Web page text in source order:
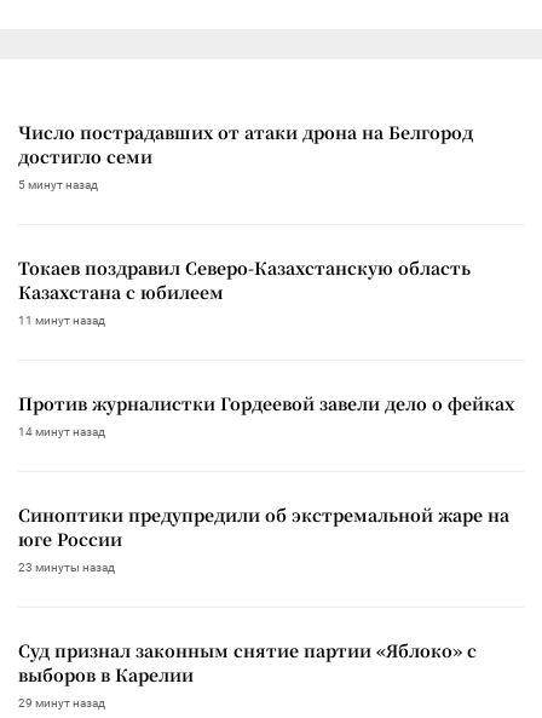
Число пострадавших от атаки дрона на Белгород
достигло семи
5 минут назад
Токаев поздравил Северо-Казахстанскую область
Казахстана с юбилеем
11 минут назад
Против журналистки Гордеевой завели дело о фейках
14 минут назад
Синоптики предупредили об экстремальной жаре на
юге России
23 минуты назад
Суд признал законным снятие партии «Яблоко» с
выборов в Карелии
29 минут назад